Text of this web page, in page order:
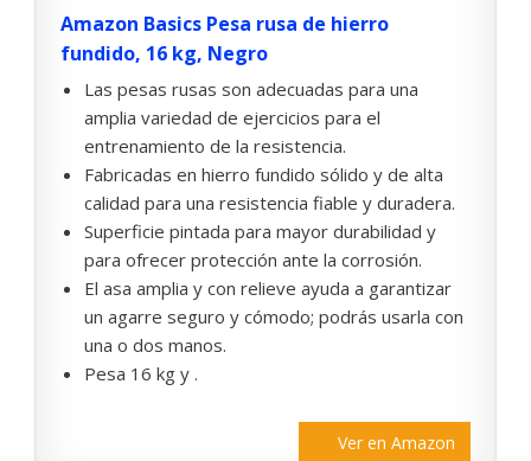
Amazon Basics Pesa rusa de hierro
fundido, 16 kg, Negro
Las pesas rusas son adecuadas para una
amplia variedad de ejercicios para el
entrenamiento de la resistencia.
Fabricadas en hierro fundido sólido y de alta
calidad para una resistencia fiable y duradera.
Superficie pintada para mayor durabilidad y
para ofrecer protección ante la corrosión.
El asa amplia y con relieve ayuda a garantizar
un agarre seguro y cómodo; podrás usarla con
una o dos manos.
Pesa 16 kg y .
Ver en Amazon